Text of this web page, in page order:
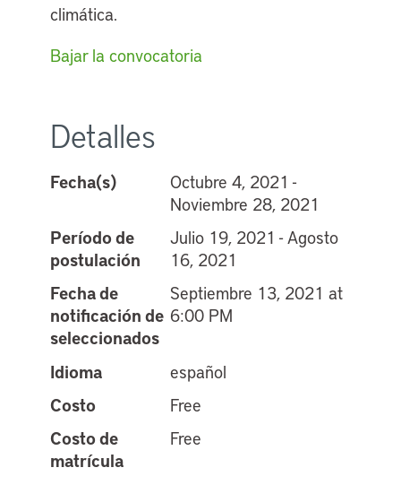
climática.
Bajar la convocatoria
Detalles
Fecha(s)
Octubre 4, 2021 -
Noviembre 28, 2021
Período de
postulación
Julio 19, 2021 - Agosto
16, 2021
Fecha de
notificación de
seleccionados
Septiembre 13, 2021 at
6:00 PM
Idioma
español
Costo
Free
Costo de
matrícula
Free